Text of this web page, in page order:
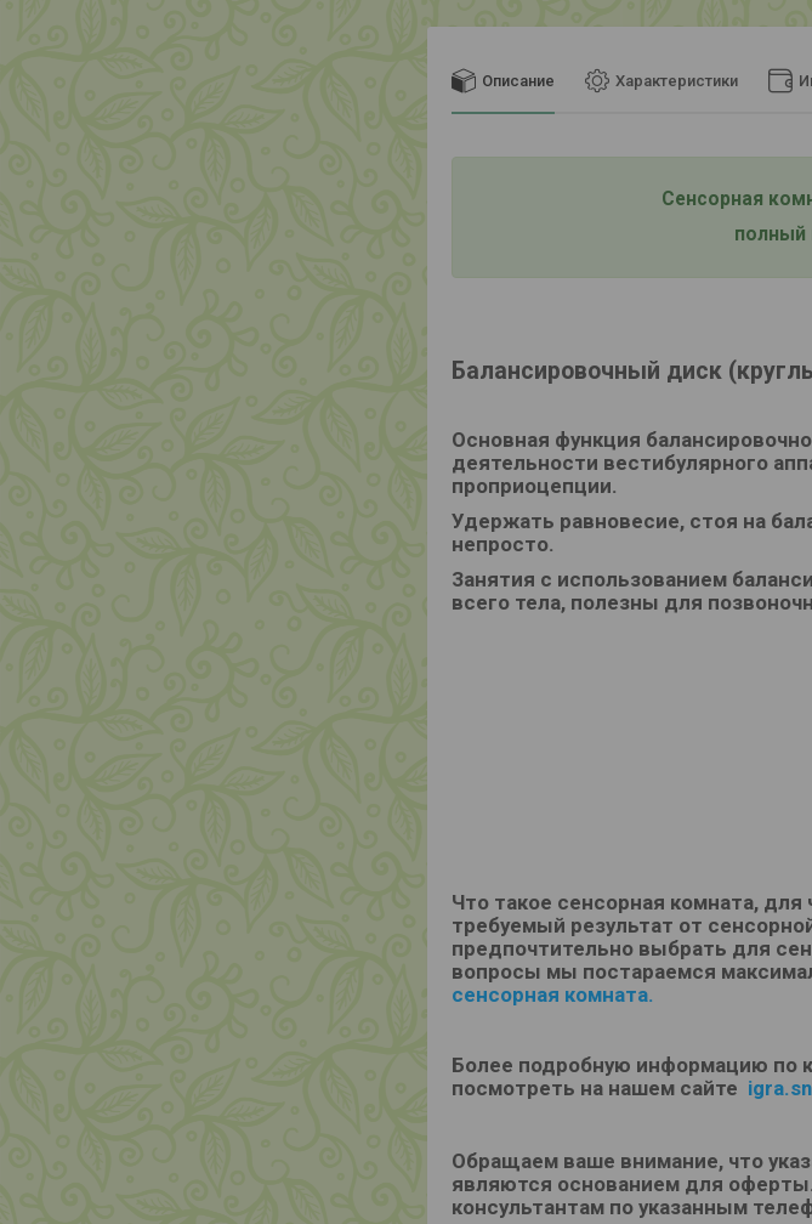
Описание Характеристики
Сенсорная
полный
Балансировочный диск
Основная функция
деятельности вестибулярного
проприоцепции.
Удержать равновесие, стоя на
непросто.
Занятия с использованием
всего тела, полезны для
Что такое сенсорная комната, для
требуемый результат от
предпочтительно выбрать для
вопросы мы постараемся
сенсорная комната.
Более подробную информацию по
посмотреть на нашем сайте
Обращаем ваше внимание, что
являются основанием для
консультантам по указанным